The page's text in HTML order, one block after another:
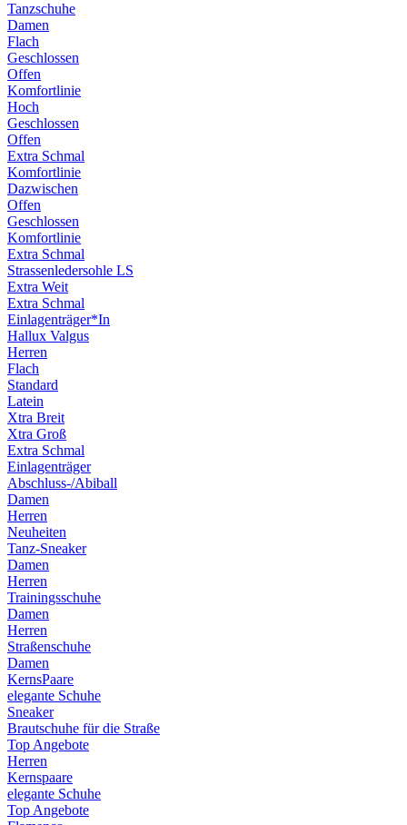
Tanzschuhe
Damen
Flach
Geschlossen
Offen
Komfortlinie
Hoch
Geschlossen
Offen
Extra Schmal
Komfortlinie
Dazwischen
Offen
Geschlossen
Komfortlinie
Extra Schmal
Strassenledersohle LS
Extra Weit
Extra Schmal
Einlagenträger*In
Hallux Valgus
Herren
Flach
Standard
Latein
Xtra Breit
Xtra Groß
Extra Schmal
Einlagenträger
Abschluss-/Abiball
Damen
Herren
Neuheiten
Tanz-Sneaker
Damen
Herren
Trainingsschuhe
Damen
Herren
Straßenschuhe
Damen
KernsPaare
elegante Schuhe
Sneaker
Brautschuhe für die Straße
Top Angebote
Herren
Kernspaare
elegante Schuhe
Top Angebote